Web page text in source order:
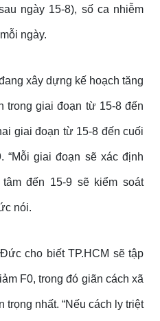
ngày 15-8), số ca nhiễm
ngày.
xây dựng kế hoạch tăng
trong giai đoạn từ 15-8 đến
giai đoạn từ 15-8 đến cuối
“Mỗi giai đoạn sẽ xác định
đến 15-9 sẽ kiểm soát
nói.
cho biết TP.HCM sẽ tập
F0, trong đó giãn cách xã
trọng nhất. “Nếu cách ly triệt